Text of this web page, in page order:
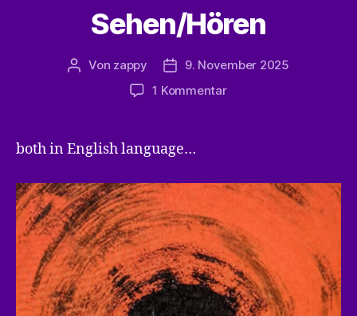
Sehen/Hören
Beitragsautor
Von zappy Veröffentlichungsdatum
9. November 2025
1 Kommentarzu
both in English language…